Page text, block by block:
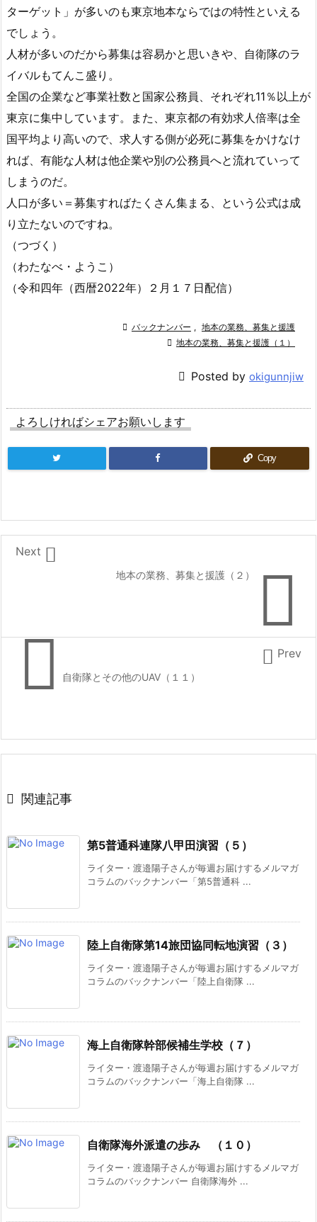
ターゲット」が多いのも東京地本ならではの特性といえる
でしょう。
人材が多いのだから募集は容易かと思いきや、自衛隊のラ
イバルもてんこ盛り。
全国の企業など事業社数と国家公務員、それぞれ11％以上が
東京に集中しています。また、東京都の有効求人倍率は全
国平均より高いので、求人する側が必死に募集をかけなけ
れば、有能な人材は他企業や別の公務員へと流れていって
しまうのだ。
人口が多い＝募集すればたくさん集まる、という公式は成
り立たないのですね。
（つづく）
（わたなべ・ようこ）
（令和四年（西暦2022年）２月１７日配信）
 バックナンバー , 地本の業務、募集と援護
 地本の業務、募集と援護（１）
 Posted by okigunnjiw
よろしければシェアお願いします
Copy

地本の業務、募集と援護（２）

Next
 自衛隊とその他のUAV（１１）
 Prev
 関連記事
第5普通科連隊八甲田演習（５）
ライター・渡邉陽子さんが毎週お届けするメルマガ
コラムのバックナンバー「第5普通科 ...
陸上自衛隊第14旅団協同転地演習（３）
ライター・渡邉陽子さんが毎週お届けするメルマガ
コラムのバックナンバー「陸上自衛隊 ...
海上自衛隊幹部候補生学校（７）
ライター・渡邉陽子さんが毎週お届けするメルマガ
コラムのバックナンバー「海上自衛隊 ...
自衛隊海外派遣の歩み （１０）
ライター・渡邉陽子さんが毎週お届けするメルマガ
コラムのバックナンバー 自衛隊海外 ...